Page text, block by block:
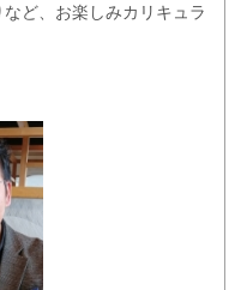
ど、お楽しみカリキュラ